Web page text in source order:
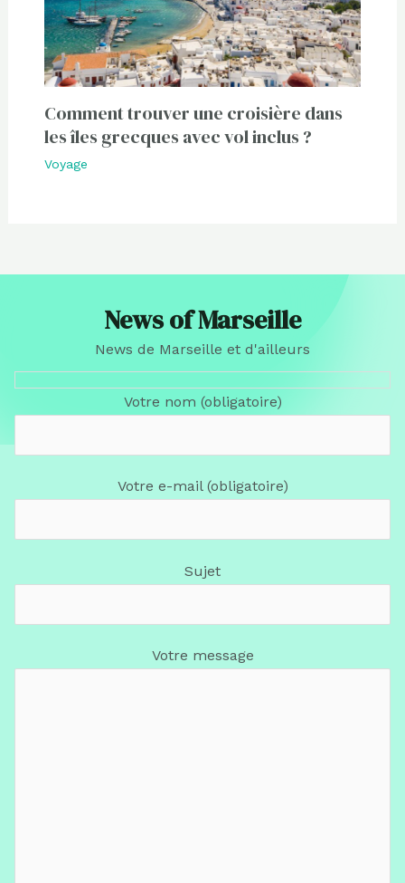
Comment trouver une croisière dans
les îles grecques avec vol inclus ?
Voyage
News of Marseille
News de Marseille et d'ailleurs
Votre nom (obligatoire)
Votre e-mail (obligatoire)
Sujet
Votre message